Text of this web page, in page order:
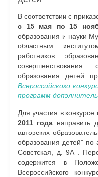
В соответствии с
с 15 мая по 15
образования и науки
областным
работников
совершенствования
образования детей
Всероссийского
программ
Для участия в
2011 года направить
авторских
образования детей" по
Советская, д. 9А .
содержится в
Всероссийского